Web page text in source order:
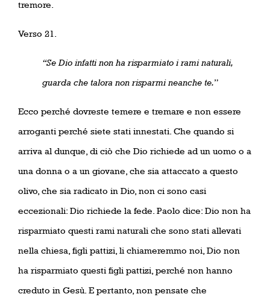
tremore.
Verso 21.
“Se Dio infatti non ha risparmiato i rami naturali,
guarda che talora non risparmi neanche te.”
Ecco perché dovreste temere e tremare e non essere
arroganti perché siete stati innestati. Che quando si
arriva al dunque, di ciò che Dio richiede ad un uomo o a
una donna o a un giovane, che sia attaccato a questo
olivo, che sia radicato in Dio, non ci sono casi
eccezionali: Dio richiede la fede. Paolo dice: Dio non ha
risparmiato questi rami naturali che sono stati allevati
nella chiesa, figli pattizi, li chiameremmo noi, Dio non
ha risparmiato questi figli pattizi, perché non hanno
creduto in Gesù. E pertanto, non pensate che